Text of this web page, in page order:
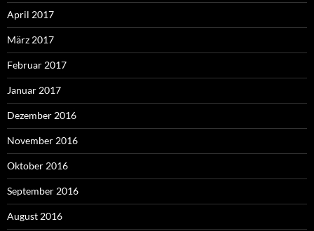
April 2017
März 2017
Februar 2017
Januar 2017
Dezember 2016
November 2016
Oktober 2016
September 2016
August 2016